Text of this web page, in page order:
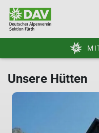
Unsere Hütten